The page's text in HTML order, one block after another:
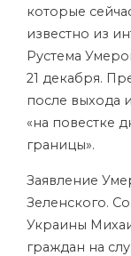
которые
известно из
Рустема
21 декабря.
после выхода
«на повестке
границы».
Заявление
Зеленского.
Украины
граждан на